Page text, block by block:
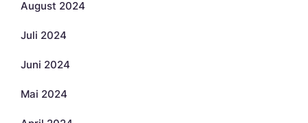
August 2024
Juli 2024
Juni 2024
Mai 2024